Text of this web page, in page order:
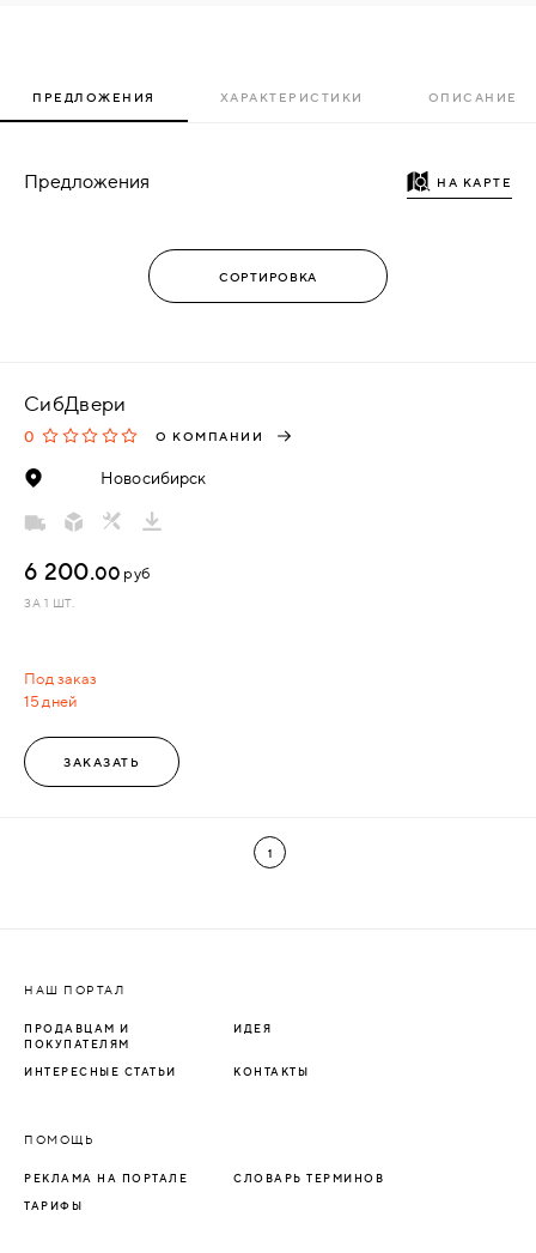
ПРЕДЛОЖЕНИЯ ХАРАКТЕРИСТИКИ ОПИСАНИЕ
Предложения НА КАРТЕ
СибДвери
0 О КОМПАНИИ
Новосибирск
Под заказ
15 дней
6 200.00 руб
ЗА 1 ШТ.
ЗАКАЗАТЬ
1
НАШ ПОРТАЛ
ПРОДАВЦАМ И
ПОКУПАТЕЛЯМ
ИДЕЯ
ИНТЕРЕСНЫЕ СТАТЬИ КОНТАКТЫ
ПОМОЩЬ
РЕКЛАМА НА ПОРТАЛЕ СЛОВАРЬ ТЕРМИНОВ
ТАРИФЫ